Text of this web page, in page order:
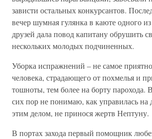
зависти остальных конкурсантов.
вечер шумная гулянка в каюте одного
друзей дала повод капитану обрушить
нескольких молодых подчиненных.
Уборка испражнений – не самое
человека, страдающего от похмелья и
тошноты, тем более на борту парохода.
сих пор не понимаю, как управилась на
этим делом, не принося жертв Нептуну.
В портах захода первый помощник